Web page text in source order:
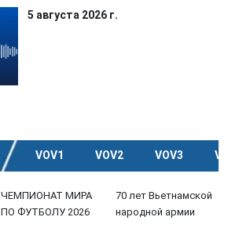
5 августа 2026 г.
VOV1 VOV2 VOV3
ЧЕМПИОНАТ МИРА
ПО ФУТБОЛУ 2026
70 лет Вьетнамской
народной армии